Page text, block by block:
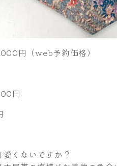
円（web予約価格）
円
くないですか？